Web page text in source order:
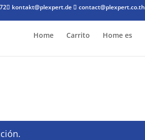
kontakt@plexpert.de contact@plexpert.co.th
Home Carrito Home es